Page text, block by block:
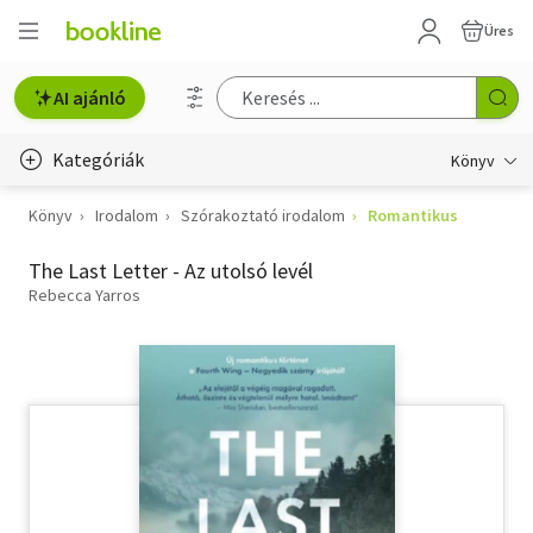
Üres
AI ajánló
Kategóriák Könyv
Életmód, egészség
Erotika
Könyv Irodalom Szórakoztató irodalom Romantikus
The Last Letter - Az utolsó levél
Rebecca Yarros